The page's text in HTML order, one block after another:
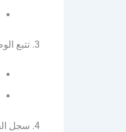
3. تتبع الوضع الحالي للمركبة
4. سجل القيادة والتقارير